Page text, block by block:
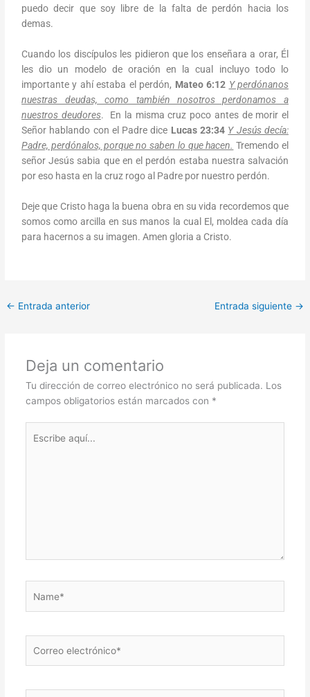
puedo decir que soy libre de la falta de perdón hacia los
demas.
Cuando los discípulos les pidieron que los enseñara a orar, Él
les dio un modelo de oración en la cual incluyo todo lo
importante y ahí estaba el perdón, Mateo 6:12 Y perdónanos
nuestras deudas, como también nosotros perdonamos a
nuestros deudores. En la misma cruz poco antes de morir el
Señor hablando con el Padre dice Lucas 23:34 Y Jesús decía:
Padre, perdónalos, porque no saben lo que hacen. Tremendo el
señor Jesús sabia que en el perdón estaba nuestra salvación
por eso hasta en la cruz rogo al Padre por nuestro perdón.
Deje que Cristo haga la buena obra en su vida recordemos que
somos como arcilla en sus manos la cual El, moldea cada día
para hacernos a su imagen. Amen gloria a Cristo.
← Entrada anterior Entrada siguiente →
Deja un comentario
Tu dirección de correo electrónico no será publicada. Los
campos obligatorios están marcados con *
aquí...
electrónico*